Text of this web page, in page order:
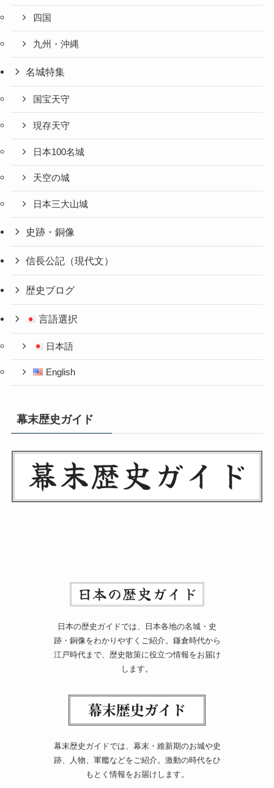
四国
九州・沖縄
名城特集
国宝天守
現存天守
日本100名城
天空の城
日本三大山城
史跡・銅像
信長公記（現代文）
歴史ブログ
言語選択
日本語
English
幕末歴史ガイド
日本の歴史ガイドでは、日本各地の名城・史
跡・銅像をわかりやすくご紹介。鎌倉時代から
江戸時代まで、歴史散策に役立つ情報をお届け
します。
幕末歴史ガイドでは、幕末・維新期のお城や史
跡、人物、軍艦などをご紹介。激動の時代をひ
もとく情報をお届けします。